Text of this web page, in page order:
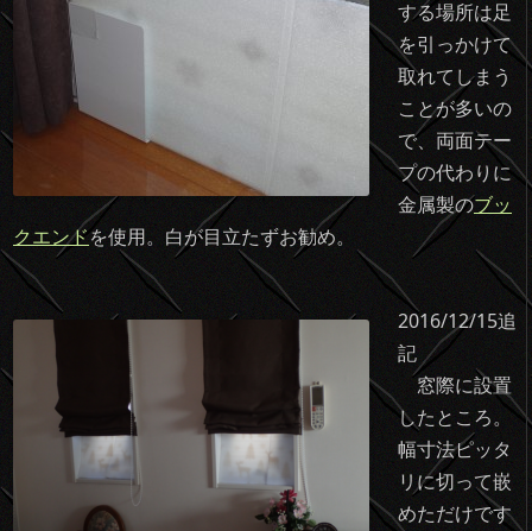
する場所は足
を引っかけて
取れてしまう
ことが多いの
で、両面テー
プの代わりに
金属製のブッ
クエンドを使用。白が目立たずお勧め。
2016/12/15追
記
窓際に設置
したところ。
幅寸法ピッタ
リに切って嵌
めただけです